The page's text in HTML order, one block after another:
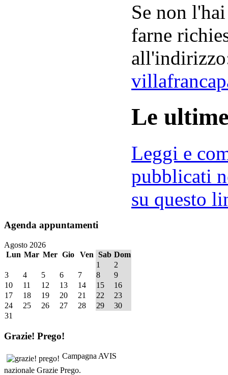
Se non
farne
Le
Leggi e
pubblicati
su questo
Agenda appuntamenti
Agosto 2026
Lun Mar Mer Gio Ven Sab Dom
1
2
3
4 5 6 7 8
9
10
11 12 13 14 15
16
17
18 19 20 21 22
23
24
25 26 27 28 29
30
31
Grazie! Prego!
Campagna AVIS
nazionale Grazie Prego.